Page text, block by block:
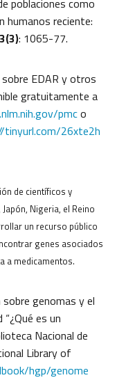
poblaciones como
humanos reciente:
: 1065-77.
EDAR y otros
gratuitamente a
pmco
26xte2h
de científicos y
Nigeria, el Reino
un recurso público
genes asociados
a medicamentos.
genomas y el
es un
Nacional de
Library of
hgp/genome